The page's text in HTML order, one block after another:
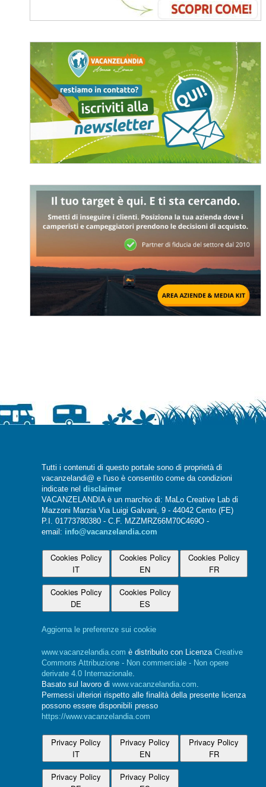
Tutti i contenuti di questo portale sono di proprietà di
vacanzelandi@ e l'uso è consentito come da condizioni
indicate nel disclaimer
VACANZELANDIA è un marchio di: MaLo Creative Lab di
Mazzoni Marzia Via Luigi Galvani, 9 - 44042 Cento (FE)
P.I. 01773780380 - C.F. MZZMRZ66M70C469O -
email: info@vacanzelandia.com
Cookies Policy
IT
Cookies Policy
EN
Cookies Policy
FR
Cookies Policy
DE
Cookies Policy
ES
Aggiorna le preferenze sui cookie
www.vacanzelandia.com è distribuito con Licenza Creative
Commons Attribuzione - Non commerciale - Non opere
derivate 4.0 Internazionale
Basato sul lavoro di www.vacanzelandia.com
Permessi ulteriori rispetto alle finalità della presente licenza
possono essere disponibili presso
https://www.vacanzelandia.com
Privacy Policy
IT
Privacy Policy
EN
Privacy Policy
FR
Privacy Policy
Privacy Policy